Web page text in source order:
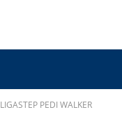
LIGASTEP PEDI WALKER